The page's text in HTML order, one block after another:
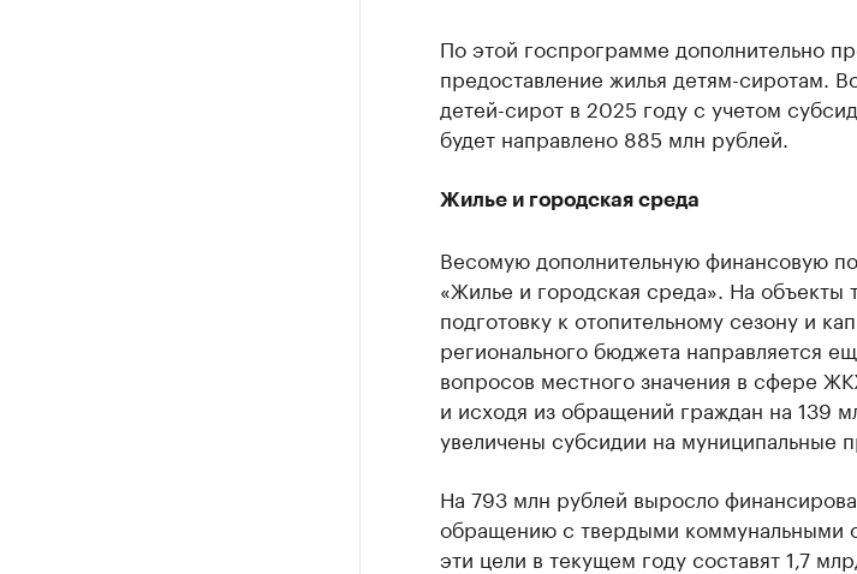
По этой госпрограмме дополнительно
предоставление жилья детям-сиротам.
детей-сирот в 2025 году с учетом
будет направлено 885 млн рублей.
Жилье и городская среда
Весомую дополнительную финансовую
«Жилье и городская среда». На объекты
подготовку к отопительному сезону и
регионального бюджета направляется
вопросов местного значения в сфере
и исходя из обращений граждан на 139
увеличены субсидии на муниципальные
На 793 млн рублей выросло
обращению с твердыми коммунальными
эти цели в текущем году составят 1,7